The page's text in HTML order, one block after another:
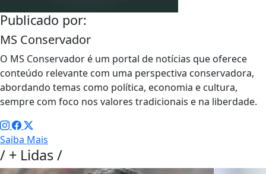
Publicado por:
MS Conservador
O MS Conservador é um portal de notícias que oferece
conteúdo relevante com uma perspectiva conservadora,
abordando temas como política, economia e cultura,
sempre com foco nos valores tradicionais e na liberdade.
Saiba Mais
/ + Lidas/